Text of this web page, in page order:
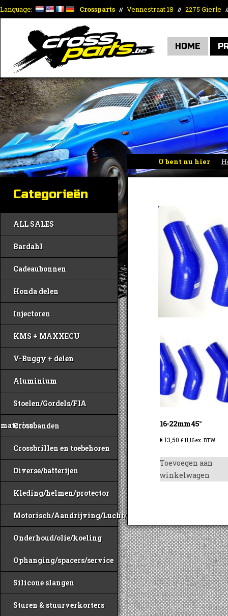
Language: Crossparts // Vennestraat 18 // 2275 Gierle
HOME
U bent nu hier
Categorieën
ALL SALES
Bardahl
Cadeaubonnen
Honda delen
Injectoren
KMS + MAXXECU
V-Buggy + delen
Aluminium
Stoelen/Gordels/FIA
materiaal
Crossbanden
Crossbrillen en toebehoren
Diverse/batterijen
Kleding/helmen/protector
Motorisch/Aandrijving/Lucht/Benzine
Onderhoud/olie/koeling
Ophanging/spacers/service
Silicone slangen
Sturen & stuurverkorters
16-22mm 45°
€13,50 € 11,16ex. BTW
Toevoegen aan
winkelwagen